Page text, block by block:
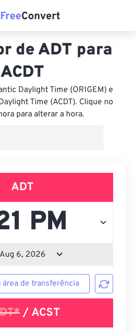
de ADT para
ACDT
Daylight Time (ORIGEM) e
Time (ACDT). Clique no
para alterar a hora.
ADT
área de transferência
/ ACST